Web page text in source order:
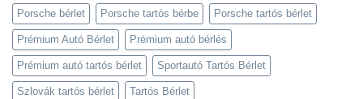
Porsche bérlet Porsche tartós bérbe Porsche tartós bérlet
Prémium Autó Bérlet Prémium autó bérlés
Prémium autó tartós bérlet Sportautó Tartós Bérlet
Szlovák tartós bérlet Tartós Bérlet